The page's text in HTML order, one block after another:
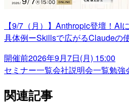
【9/7（月）】Anthropic登壇！AI
具体例ーSkillsで広がるClaudeの
開催前2026年9月7日(月) 15:00
セミナー一覧会社説明会一覧勉強
関連記事